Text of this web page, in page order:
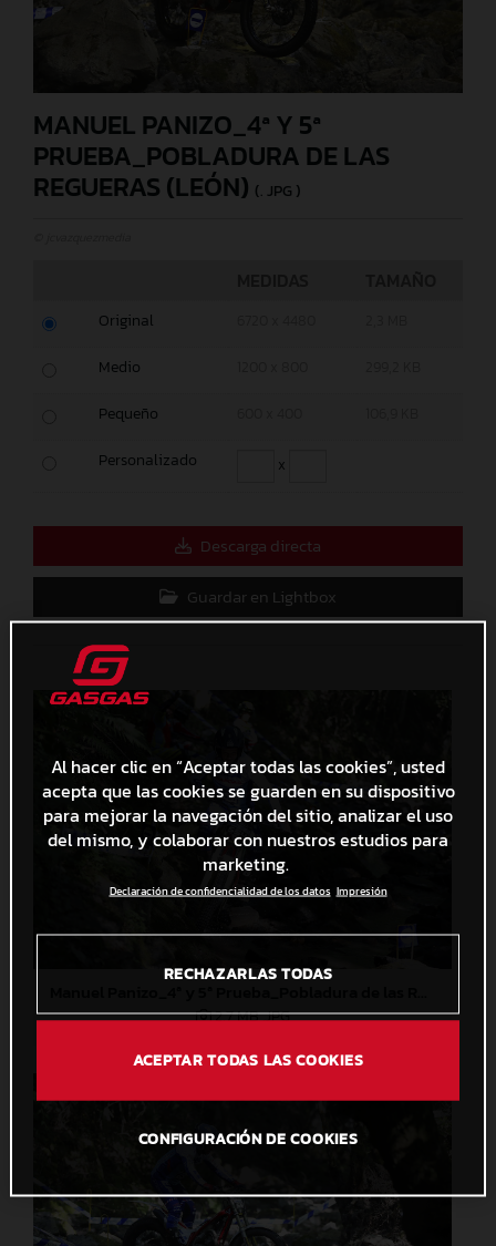
MANUEL PANIZO_4ª Y 5ª
PRUEBA_POBLADURA DE LAS
REGUERAS (LEÓN) (. JPG )
Original
Medio
Pequeño
Personalizado x
Descarga directa
Guardar en Lightbox
2,7 MB.JPG
Al hacer clic en “Aceptar todas las cookies”, usted
acepta que las cookies se guarden en su dispositivo
para mejorar la navegación del sitio, analizar el uso
del mismo, y colaborar con nuestros estudios para
marketing.
Declaración de confidencialidad de los datos Impresión
RECHAZARLAS TODAS
ACEPTAR TODAS LAS COOKIES
CONFIGURACIÓN DE COOKIES